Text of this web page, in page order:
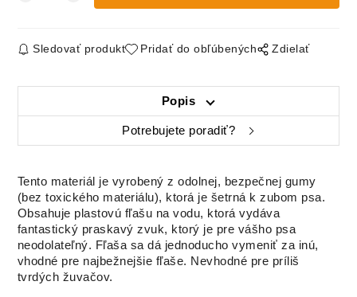
Sledovať produkt Pridať do obľúbených Zdielať
Popis
Potrebujete poradiť?
Tento materiál je vyrobený z odolnej, bezpečnej gumy
(bez toxického materiálu), ktorá je šetrná k zubom psa.
Obsahuje plastovú fľašu na vodu, ktorá vydáva
fantastický praskavý zvuk, ktorý je pre vášho psa
neodolateľný. Fľaša sa dá jednoducho vymeniť za inú,
vhodné pre najbežnejšie fľaše. Nevhodné pre príliš
tvrdých žuvačov.